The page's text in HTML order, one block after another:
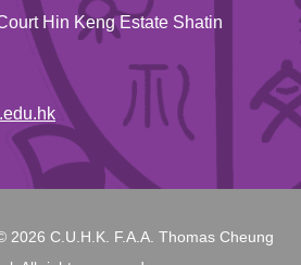
Hin Keng Estate Shatin
2026 C.U.H.K. F.A.A. Thomas Cheung